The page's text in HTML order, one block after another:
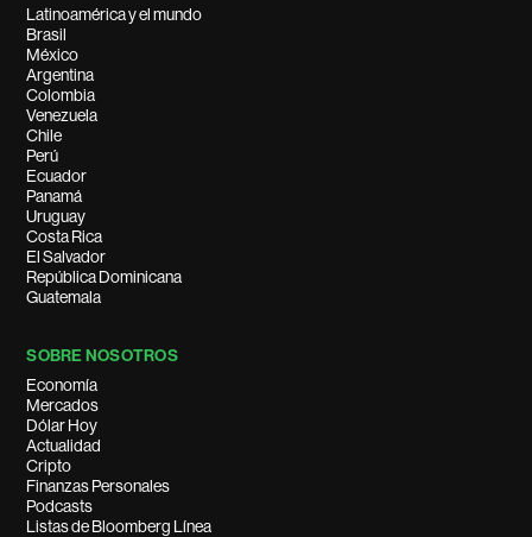
Latinoamérica y el mundo
Brasil
México
Argentina
Colombia
Venezuela
Chile
Perú
Ecuador
Panamá
Uruguay
Costa Rica
El Salvador
República Dominicana
Guatemala
SOBRE NOSOTROS
Economía
Mercados
Dólar Hoy
Actualidad
Cripto
Finanzas Personales
Podcasts
Listas de Bloomberg Línea